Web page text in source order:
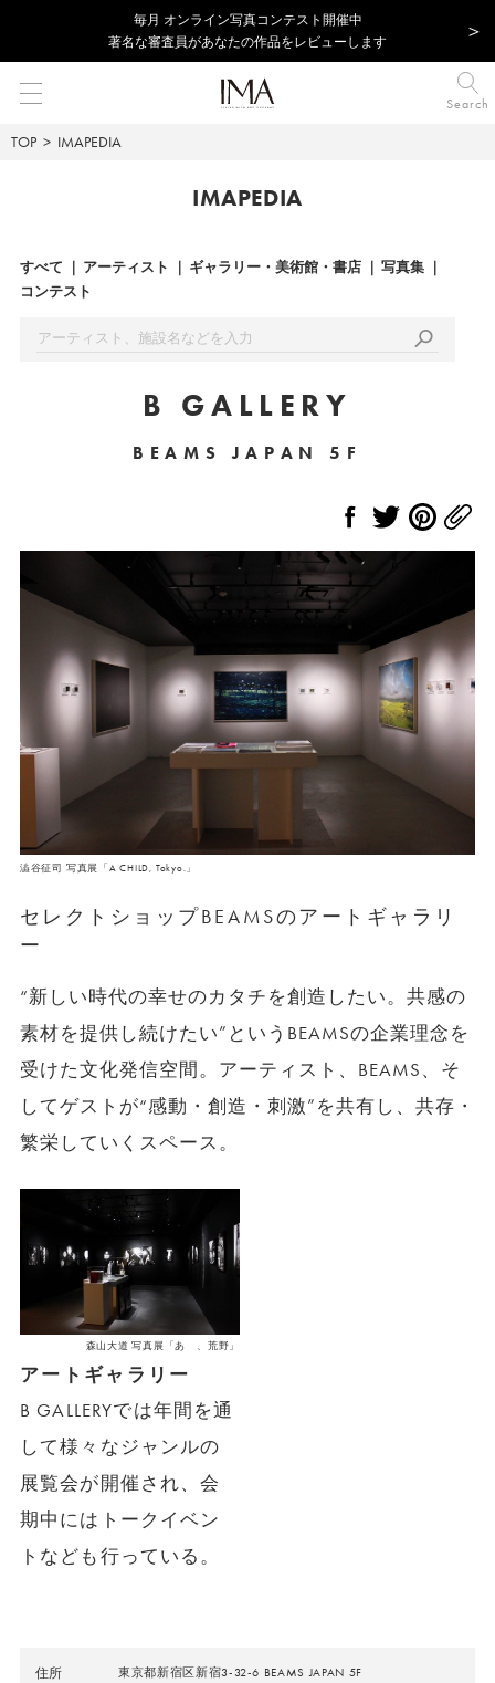
毎⽉ オンライン写真コンテスト開催中
著名な審査員があなたの作品をレビューします
Search
TOP IMAPEDIA
IMAPEDIA
すべて アーティスト ギャラリー・美術館・書店
写真集
コンテスト
B GALLERY
BEAMS JAPAN 5F
澁谷征司 写真展「A CHILD, Tokyo.」
セレクトショップBEAMSのアートギャラリ
ー
“新しい時代の幸せのカタチを創造したい。共感の
素材を提供し続けたい”というBEAMSの企業理念を
受けた文化発信空間。アーティスト、BEAMS、そ
してゲストが“感動・創造・刺激”を共有し、共存・
繁栄していくスペース。
森山大道 写真展「あゝ、荒野」
アートギャラリー
B GALLERYでは年間を通
して様々なジャンルの
展覧会が開催され、会
期中にはトークイベン
トなども行っている。
住所 東京都新宿区新宿3-32-6 BEAMS JAPAN 5F